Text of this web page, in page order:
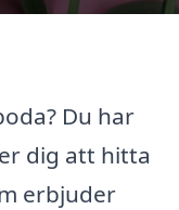
Du har
dig att hitta
erbjuder